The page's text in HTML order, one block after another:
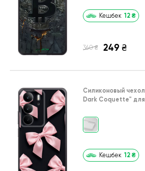
Кешбек 12 ₴
360 ₴ 249 ₴
Силиконовый чехол
Dark Coquette" для
Кешбек 12 ₴